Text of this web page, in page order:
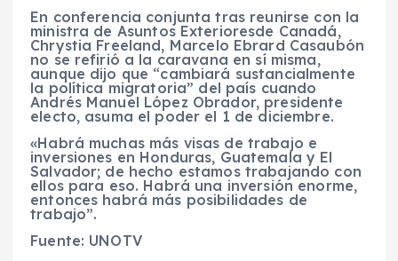
En conferencia conjunta tras reunirse con la
ministra de Asuntos Exterioresde Canadá,
Chrystia Freeland, Marcelo Ebrard Casaubón
no se refirió a la caravana en sí misma,
aunque dijo que “cambiará sustancialmente
la política migratoria” del país cuando
Andrés Manuel López Obrador, presidente
electo, asuma el poder el 1 de diciembre.
«Habrá muchas más visas de trabajo e
inversiones en Honduras, Guatemala y El
Salvador; de hecho estamos trabajando con
ellos para eso. Habrá una inversión enorme,
entonces habrá más posibilidades de
trabajo”.
Fuente: UNOTV